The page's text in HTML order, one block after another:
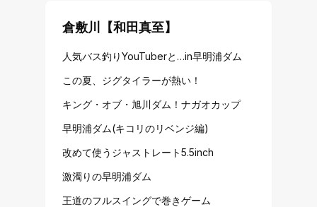
倉敷川【和田真至】
人気バス釣りYouTuberと…in早明浦ダム
この夏、ジグタイラーが熱い！
キング・オブ・旭川ダム！ナガオカップ
早明浦ダム(キコリのリベンジ編)
改めて使うジャストレート5.5inch
激濁りの早明浦ダム
王道のフルスイングで巻きゲーム